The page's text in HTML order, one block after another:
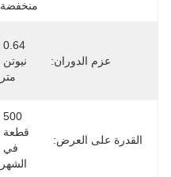
منخفضة
عزم الدوران:
متر
القدرة على العرض:
الشهر